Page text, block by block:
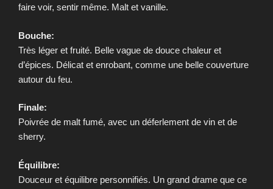
faire voir, sentir même. Malt et vanille.
Bouche:
Très léger et fruité. Belle vague de douce chaleur et
d’épices. Délicat et enrobant, comme une belle couverture
autour du feu.
Finale:
Poivrée de malt fumé, avec un déferlement de vin et de
sherry.
Équilibre:
Douceur et équilibre personnifiés. Un grand drame que ce